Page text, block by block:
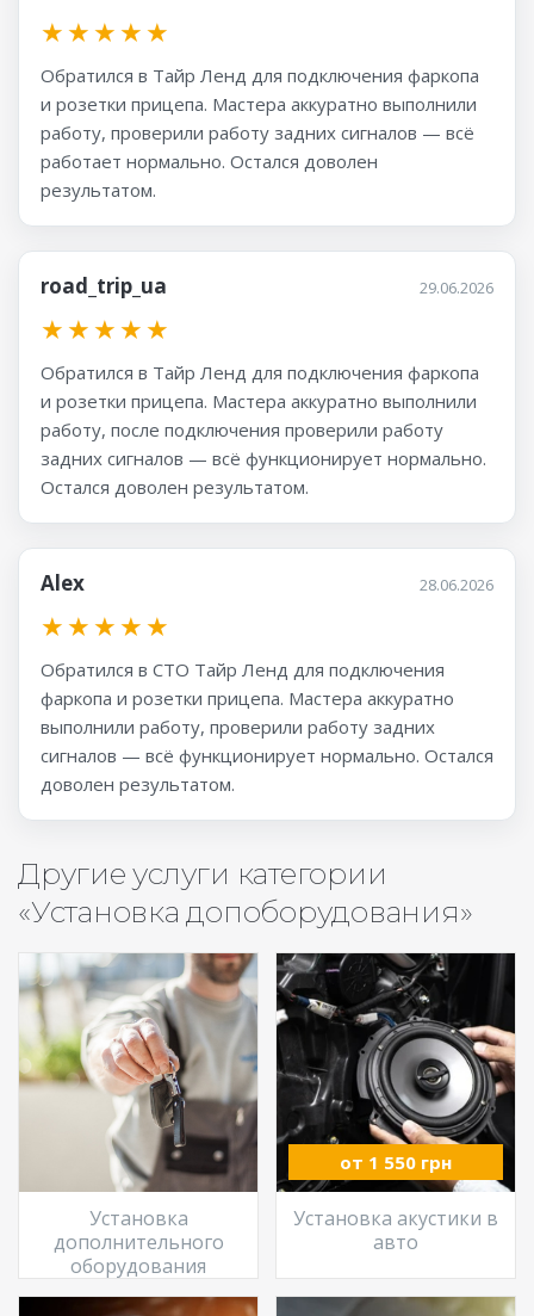
★★★★★
Обратился в Тайр Ленд для подключения фаркопа
и розетки прицепа. Мастера аккуратно выполнили
работу, проверили работу задних сигналов — всё
работает нормально. Остался доволен
результатом.
road_trip_ua 29.06.2026
★★★★★
Обратился в Тайр Ленд для подключения фаркопа
и розетки прицепа. Мастера аккуратно выполнили
работу, после подключения проверили работу
задних сигналов — всё функционирует нормально.
Остался доволен результатом.
Alex 28.06.2026
★★★★★
Обратился в СТО Тайр Ленд для подключения
фаркопа и розетки прицепа. Мастера аккуратно
выполнили работу, проверили работу задних
сигналов — всё функционирует нормально. Остался
доволен результатом.
Другие услуги категории
«Установка допоборудования»
Установка
дополнительного
оборудования
от 1 550 грн
Установка акустики в
авто